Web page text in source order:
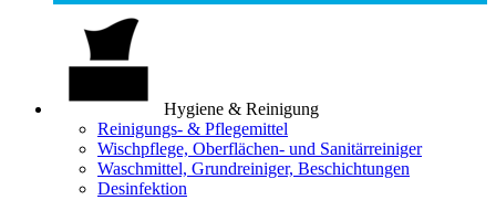
Hygiene & Reinigung
Reinigungs- & Pflegemittel
Wischpflege, Oberflächen- und Sanitärreiniger
Waschmittel, Grundreiniger, Beschichtungen
Desinfektion